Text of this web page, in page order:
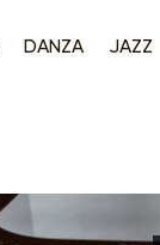
DANZA JAZZ